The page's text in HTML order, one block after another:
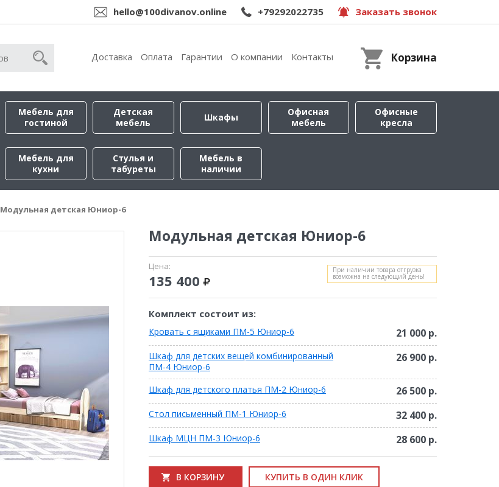
hello@100divanov.online +79292022735 Заказать звонок
Доставка Оплата Гарантии О компании Контакты Корзина
Мебель для
гостиной
Детская
мебель
Шкафы
Офисная
мебель
Офисные
кресла
Мебель для
кухни
Стулья и
табуреты
Мебель в
наличии
Модульная детская Юниор-6
Модульная детская Юниор-6
Цена:
135 400
При наличии товара отгрузка
возможна на следующий день!
Комплект состоит из:
Кровать с ящиками ПМ-5 Юниор-6 21 000 р.
Шкаф для детских вещей комбинированный
ПМ-4 Юниор-6
26 900 р.
Шкаф для детского платья ПМ-2 Юниор-6 26 500 р.
Стол письменный ПМ-1 Юниор-6 32 400 р.
Шкаф МЦН ПМ-3 Юниор-6 28 600 р.
В КОРЗИНУ
КУПИТЬ В ОДИН КЛИК